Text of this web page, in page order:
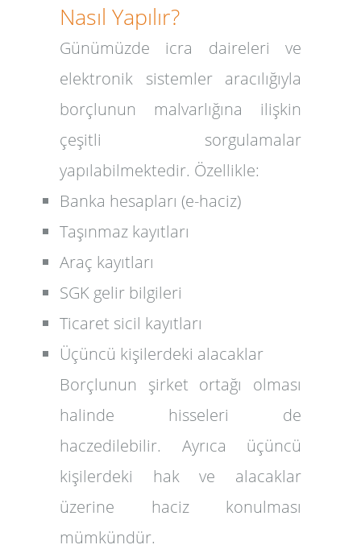
Nasıl Yapılır?
Günümüzde icra daireleri ve
elektronik sistemler aracılığıyla
borçlunun malvarlığına ilişkin
çeşitli sorgulamalar
yapılabilmektedir. Özellikle:
Banka hesapları (e-haciz)
Taşınmaz kayıtları
Araç kayıtları
SGK gelir bilgileri
Ticaret sicil kayıtları
Üçüncü kişilerdeki alacaklar
Borçlunun şirket ortağı olması
halinde hisseleri de
haczedilebilir. Ayrıca üçüncü
kişilerdeki hak ve alacaklar
üzerine haciz konulması
mümkündür.